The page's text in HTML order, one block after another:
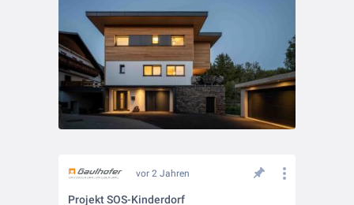
vor 2 Jahren
Projekt SOS-Kinderdorf